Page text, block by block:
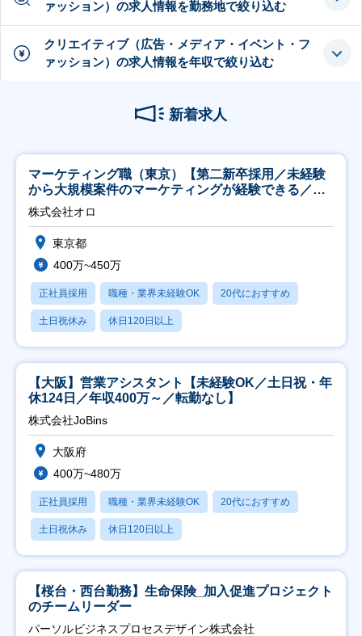
ァッション）の求人情報を勤務地で絞り込む
クリエイティブ（広告・メディア・イベント・フ
ァッション）の求人情報を年収で絞り込む
新着求人
マーケティング職（東京）【第二新卒採用／未経験
から大規模案件のマーケティングが経験できる／研
修充実】
株式会社オロ
東京都
400万~450万
正社員採用 職種・業界未経験OK 20代におすすめ
土日祝休み 休日120日以上
【大阪】営業アシスタント【未経験OK／土日祝・年
休124日／年収400万～／転勤なし】
株式会社JoBins
大阪府
400万~480万
正社員採用 職種・業界未経験OK 20代におすすめ
土日祝休み 休日120日以上
【桜台・西台勤務】生命保険_加入促進プロジェクト
のチームリーダー
パーソルビジネスプロセスデザイン株式会社